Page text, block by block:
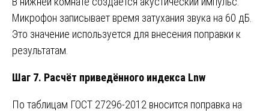
Микрофон записывает время затухания звука на 60 дБ.
Это значение используется для внесения поправки к
результатам.
Шаг 7. Расчёт приведённого индекса Lnw
По таблицам ГОСТ 27296-2012 вносится поправка на